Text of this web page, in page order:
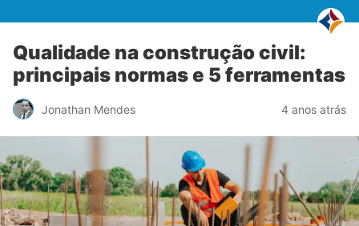
Qualidade na construção civil:
principais normas e 5 ferramentas
Jonathan Mendes 4 anos atrás